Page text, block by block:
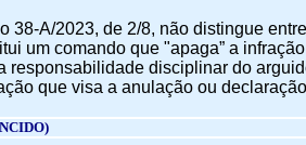
38-A/2023, de 2/8, não distingue
um comando que "apaga” a
responsabilidade disciplinar do
que visa a anulação ou